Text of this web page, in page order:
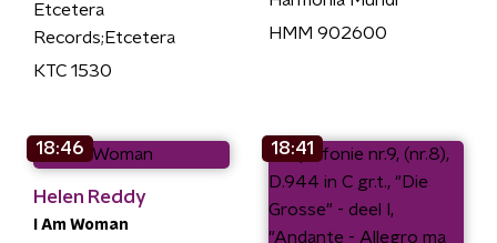
Etcetera
Records;Etcetera
KTC 1530
HMM 902600
18:46
Helen Reddy
I Am Woman
18:41